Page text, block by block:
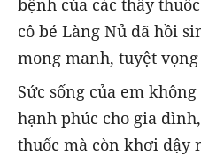
bệnh của các thầy
cô bé Làng Nủ đã hồi
mong manh, tuyệt
Sức sống của em
hạnh phúc cho gia
thuốc mà còn khơi dậy